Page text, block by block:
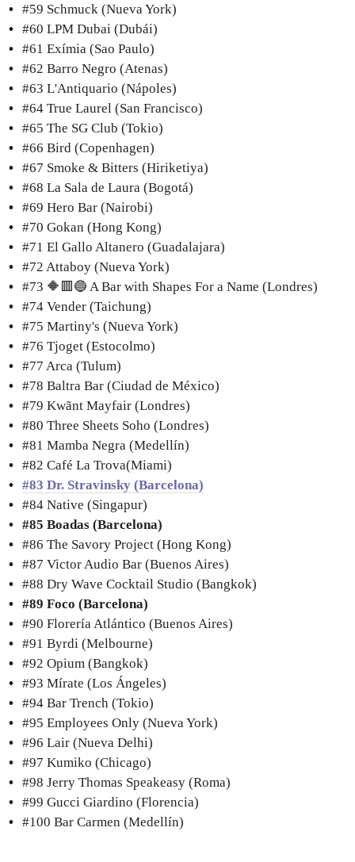
#59 Schmuck (Nueva York)
#60 LPM Dubai (Dubái)
#61 Exímia (Sao Paulo)
#62 Barro Negro (Atenas)
#63 L'Antiquario (Nápoles)
#64 True Laurel (San Francisco)
#65 The SG Club (Tokio)
#66 Bird (Copenhagen)
#67 Smoke & Bitters (Hiriketiya)
#68 La Sala de Laura (Bogotá)
#69 Hero Bar (Nairobi)
#70 Gokan (Hong Kong)
#71 El Gallo Altanero (Guadalajara)
#72 Attaboy (Nueva York)
#73 🔶🟥🔵 A Bar with Shapes For a Name (Londres)
#74 Vender (Taichung)
#75 Martiny's (Nueva York)
#76 Tjoget (Estocolmo)
#77 Arca (Tulum)
#78 Baltra Bar (Ciudad de México)
#79 Kwãnt Mayfair (Londres)
#80 Three Sheets Soho (Londres)
#81 Mamba Negra (Medellín)
#82 Café La Trova(Miami)
#83 Dr. Stravinsky (Barcelona)
#84 Native (Singapur)
#85 Boadas (Barcelona)
#86 The Savory Project (Hong Kong)
#87 Victor Audio Bar (Buenos Aires)
#88 Dry Wave Cocktail Studio (Bangkok)
#89 Foco (Barcelona)
#90 Florería Atlántico (Buenos Aires)
#91 Byrdi (Melbourne)
#92 Opium (Bangkok)
#93 Mírate (Los Ángeles)
#94 Bar Trench (Tokio)
#95 Employees Only (Nueva York)
#96 Lair (Nueva Delhi)
#97 Kumiko (Chicago)
#98 Jerry Thomas Speakeasy (Roma)
#99 Gucci Giardino (Florencia)
#100 Bar Carmen (Medellín)